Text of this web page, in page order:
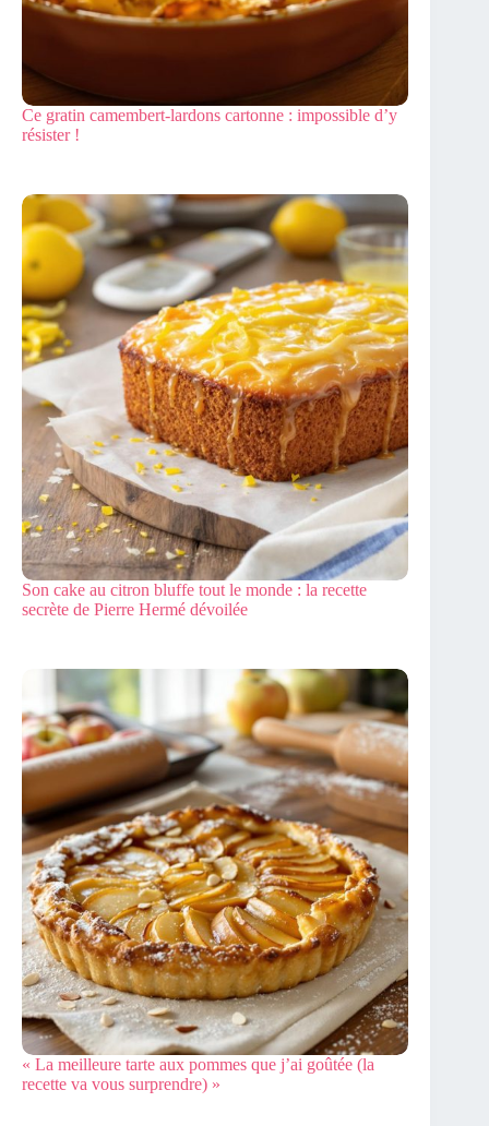
Ce gratin camembert-lardons cartonne : impossible d’y
résister !
Son cake au citron bluffe tout le monde : la recette
secrète de Pierre Hermé dévoilée
« La meilleure tarte aux pommes que j’ai goûtée (la
recette va vous surprendre) »